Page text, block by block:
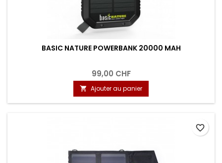
BASIC NATURE POWERBANK 20000 MAH
99,00 CHF
 Ajouter au panier
favorite_border